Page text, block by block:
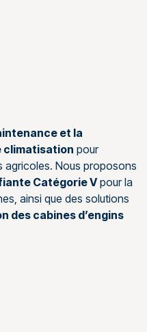
et la
climatisation pour
agricoles. Nous proposons
Catégorie Vpour la
ainsi que des solutions
des cabines d’engins